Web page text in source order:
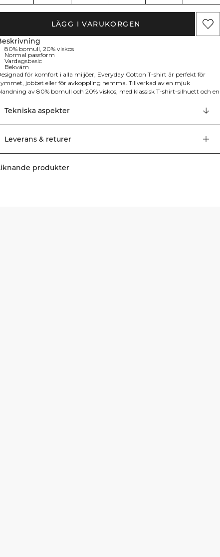
LÄGG I VARUKORGEN
80% bomull, 20% viskos
Normal passform
Vardagsbasic
Bekväm
för komfort i alla miljöer, Everyday Cotton T-shirt är perfekt för
jobbet eller för avkoppling hemma. Tillverkad av en mjuk
av 80% bomull och 20% viskos, med klassisk T-shirt-silhuett och en
Tekniska aspekter
Leverans & returer
produkter